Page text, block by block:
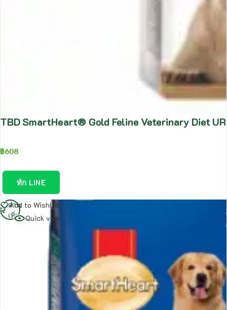
TBD SmartHeart® Gold Feline Veterinary Diet
฿608
ทัก LINE
Add to Wishlist
Quick view
อ่าน
เพิ่ม